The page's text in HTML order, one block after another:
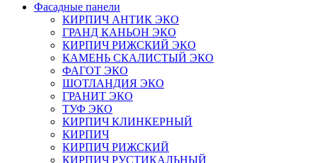
Фасадные панели
КИРПИЧ АНТИК ЭКО
ГРАНД КАНЬОН ЭКО
КИРПИЧ РИЖСКИЙ ЭКО
КАМЕНЬ СКАЛИСТЫЙ ЭКО
ФАГОТ ЭКО
ШОТЛАНДИЯ ЭКО
ГРАНИТ ЭКО
ТУФ ЭКО
КИРПИЧ КЛИНКЕРНЫЙ
КИРПИЧ
КИРПИЧ РИЖСКИЙ
КИРПИЧ РУСТИКАЛЬНЫЙ